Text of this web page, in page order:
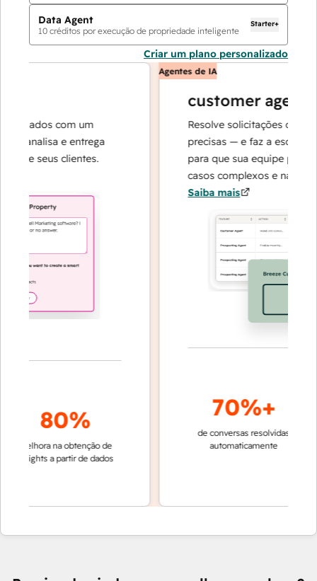
Data Agent
10 créditos por execução de propriedade inteligente
Starter+
Criar um plano personalizado
com um
analisa e entrega
seus clientes.
80%
na obtenção de
a partir de dados
Agentes de IA
customer agent
Resolve solicitações com
precisas — e faz a escalada
para que sua equipe possa se
casos complexos e na
Saiba mais
70%+
de conversas resolvidas
automaticamente